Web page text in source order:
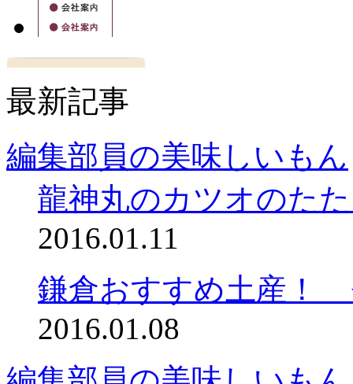
最新記事
編集部員の美味しいもん
龍神丸のカツオのた
2016.01.11
鎌倉おすすめ土産！
2016.01.08